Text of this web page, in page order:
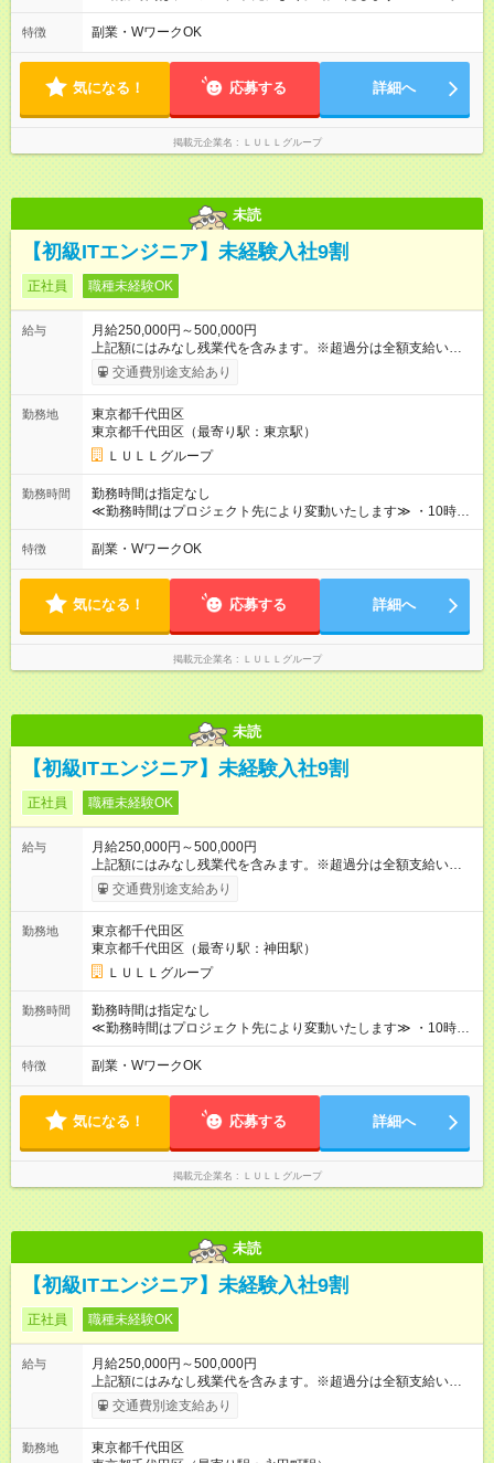
上アップした社員も。 エンジニアへの還元率は業界高水準の
87％。 スキルを磨いた分だけ、収入アップも目指せる環境で
す！ 【試用期間】試用期間あり 試用期間の長さ：6ヶ月 ※ 雇用
形態と給与に、本採用時と異なる部分があります。 雇用形態：
中途採用（契約社員） 給与：月給 230,000円以上 上記額にはみ
なし残業代を含みます。※超過分は全額支給いたします。 みな
別途支給いたします ※研修期間中（最大12ヶ月間）も、試用期
分～19時00分（休憩1時間） ・9時00分～18時00分（休憩1時
間） ＼平日夜も、ちゃんと「自分時間」がつくれます／ 残業は
やサウナなど、 趣味の時間を楽しむ社員も多くいます◎
特徴 副業・WワークOK
気になる！ 応募する 詳細へ
掲載元企業名 ＬＵＬＬグループ
未読
【初級ITエンジニア】未経験入社9割
正社員 職種未経験OK
給与
月給250,000円～500,000円
上記額にはみなし残業代を含みます。※超過分は全額支給いたし
ます。 みなし残業代 21,675円／月 みなし残業時間 12時間／月 -
------------------------------------------------------- ≪経験者の方は以下と
万円～＋業績賞与＋交通費＋各種手当 ※固定残業代（30時間/6
万6，610円分）を含む。超過分は追加支給いたします 能力やス
キルを考慮し初任給を決定。経験者の方は前給考慮も可能で
す！ ◎昇給年1回（研修終了後） ◎賞与年2回（2月・8月）＋業
績賞与あり ◤スキルアップも、収入アップも。◢ 入社後の成長
や頑張りは、しっかり給与で還元しています。 実際にほぼ全員
上アップした社員も。 エンジニアへの還元率は業界高水準の
87％。 スキルを磨いた分だけ、収入アップも目指せる環境で
す！ 【試用期間】試用期間あり 試用期間の長さ：6ヶ月 ※ 雇用
形態と給与に、本採用時と異なる部分があります。 雇用形態：
中途採用（契約社員） 給与：月給 230,000円以上 上記額にはみ
なし残業代を含みます。※超過分は全額支給いたします。 みな
別途支給いたします ※研修期間中（最大12ヶ月間）も、試用期
交通費別途支給あり
勤務地
東京都千代田区
東京都千代田区（最寄り駅：東京駅）
ＬＵＬＬグループ
勤務時間
勤務時間は指定なし
≪勤務時間はプロジェクト先により変動いたします≫ ・10時00
分～19時00分（休憩1時間） ・9時00分～18時00分（休憩1時
間） ＼平日夜も、ちゃんと「自分時間」がつくれます／ 残業は
やサウナなど、 趣味の時間を楽しむ社員も多くいます◎
特徴 副業・WワークOK
気になる！ 応募する 詳細へ
掲載元企業名 ＬＵＬＬグループ
未読
【初級ITエンジニア】未経験入社9割
正社員 職種未経験OK
給与
月給250,000円～500,000円
上記額にはみなし残業代を含みます。※超過分は全額支給いたし
ます。 みなし残業代 21,675円／月 みなし残業時間 12時間／月 -
------------------------------------------------------- ≪経験者の方は以下と
万円～＋業績賞与＋交通費＋各種手当 ※固定残業代（30時間/6
万6，610円分）を含む。超過分は追加支給いたします 能力やス
キルを考慮し初任給を決定。経験者の方は前給考慮も可能で
す！ ◎昇給年1回（研修終了後） ◎賞与年2回（2月・8月）＋業
績賞与あり ◤スキルアップも、収入アップも。◢ 入社後の成長
や頑張りは、しっかり給与で還元しています。 実際にほぼ全員
上アップした社員も。 エンジニアへの還元率は業界高水準の
87％。 スキルを磨いた分だけ、収入アップも目指せる環境で
す！ 【試用期間】試用期間あり 試用期間の長さ：6ヶ月 ※ 雇用
形態と給与に、本採用時と異なる部分があります。 雇用形態：
中途採用（契約社員） 給与：月給 230,000円以上 上記額にはみ
なし残業代を含みます。※超過分は全額支給いたします。 みな
別途支給いたします ※研修期間中（最大12ヶ月間）も、試用期
交通費別途支給あり
勤務地
東京都千代田区
東京都千代田区（最寄り駅：神田駅）
ＬＵＬＬグループ
勤務時間
勤務時間は指定なし
≪勤務時間はプロジェクト先により変動いたします≫ ・10時00
分～19時00分（休憩1時間） ・9時00分～18時00分（休憩1時
間） ＼平日夜も、ちゃんと「自分時間」がつくれます／ 残業は
やサウナなど、 趣味の時間を楽しむ社員も多くいます◎
特徴 副業・WワークOK
気になる！ 応募する 詳細へ
掲載元企業名 ＬＵＬＬグループ
未読
【初級ITエンジニア】未経験入社9割
正社員 職種未経験OK
給与
月給250,000円～500,000円
上記額にはみなし残業代を含みます。※超過分は全額支給いたし
ます。 みなし残業代 21,675円／月 みなし残業時間 12時間／月 -
------------------------------------------------------- ≪経験者の方は以下と
万円～＋業績賞与＋交通費＋各種手当 ※固定残業代（30時間/6
交通費別途支給あり
勤務地
東京都千代田区